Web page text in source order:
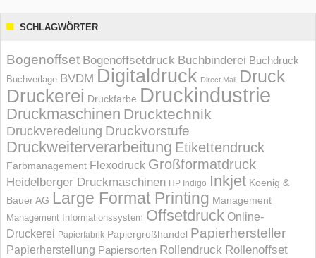
SCHLAGWÖRTER
Bogenoffset Bogenoffsetdruck Buchbinderei Buchdruck
Buchverlage BVDM Digitaldruck Direct Mail Druck
Druckerei Druckfarbe Druckindustrie
Druckmaschinen Drucktechnik
Druckveredelung Druckvorstufe
Druckweiterverarbeitung Etikettendruck
Farbmanagement Flexodruck Großformatdruck
Heidelberger Druckmaschinen HP Indigo Inkjet Koenig &
Bauer AG Large Format Printing Management
Management Informations­system Offsetdruck Online-
Druckerei Papierfabrik Papiergroßhandel Papierhersteller
Papierherstellung Papiersorten Rollendruck Rollenoffset